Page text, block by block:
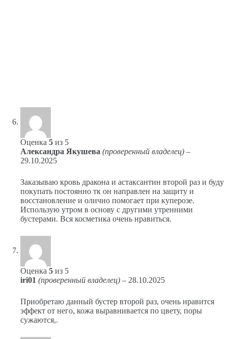
Оценка 5 из 5
Александра Якушева (проверенный владелец) –
29.10.2025
Заказываю кровь дракона и астаксантин второй раз и буду
покупать постоянно тк он направлен на защиту и
восстановление и олично помогает при куперозе.
Использую утром в основу с другими утренними
бустерами. Вся косметика очень нравиться.
Оценка 5 из 5
iri01 (проверенный владелец) – 28.10.2025
Приобретаю данный бустер второй раз, очень нравится
эффект от него, кожа выравнивается по цвету, поры
сужаются,.